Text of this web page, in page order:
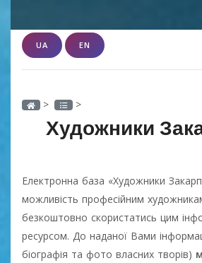
UA EN
> >
Художники
Електронна база «Художники
можливість професійним
безкоштовно скористатись цим
ресурсом. До наданої Вами
біографія та фото власних творів)